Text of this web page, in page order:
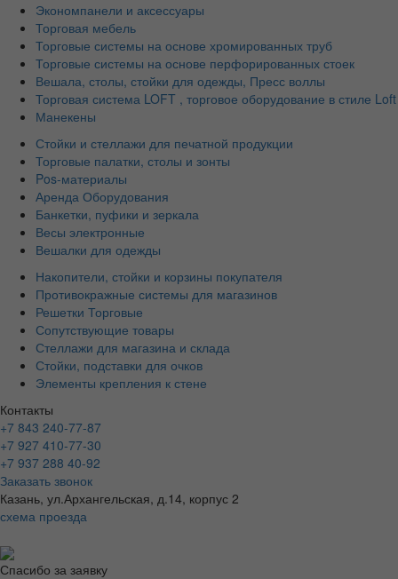
Экономпанели и аксессуары
Торговая мебель
Торговые системы на основе хромированных труб
Торговые системы на основе перфорированных стоек
Вешала, столы, стойки для одежды, Пресс воллы
Торговая система LOFT , торговое оборудование в стиле Loft
Манекены
Стойки и стеллажи для печатной продукции
Торговые палатки, столы и зонты
Pos-материалы
Аренда Оборудования
Банкетки, пуфики и зеркала
Весы электронные
Вешалки для одежды
Накопители, стойки и корзины покупателя
Противокражные системы для магазинов
Решетки Торговые
Сопутствующие товары
Стеллажи для магазина и склада
Стойки, подставки для очков
Элементы крепления к стене
Контакты
+7 843 240-77-87
+7 927 410-77-30
+7 937 288 40-92
Заказать звонок
Казань, ул.Архангельская, д.14, корпус 2
схема проезда
Спасибо за заявку